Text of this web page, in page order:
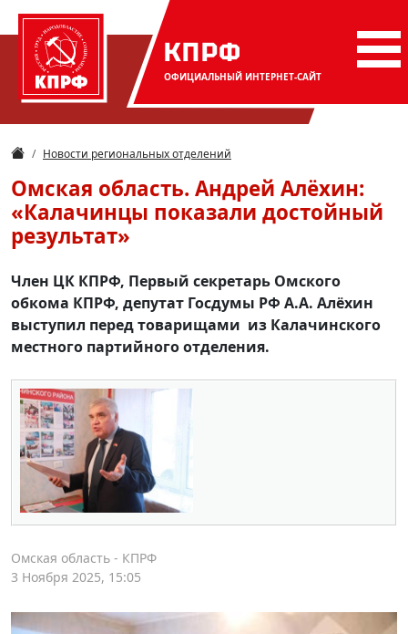
КПРФ
ОФИЦИАЛЬНЫЙ ИНТЕРНЕТ-САЙТ
Новости региональных отделений
Омская область. Андрей Алёхин:
«Калачинцы показали достойный
результат»
Член ЦК КПРФ, Первый секретарь Омского
обкома КПРФ, депутат Госдумы РФ А.А. Алёхин
выступил перед товарищами из Калачинского
местного партийного отделения.
Омская область - КПРФ
3 Ноября 2025, 15:05